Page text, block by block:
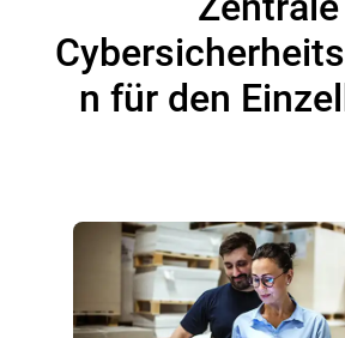
n für den